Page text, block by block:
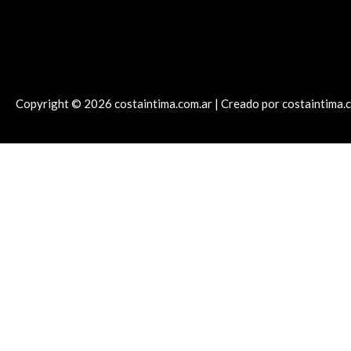
Copyright © 2026 costaintima.com.ar | Creado por